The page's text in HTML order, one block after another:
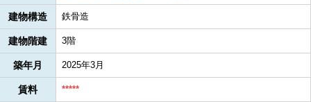
建物構造 鉄骨造
建物階建 3階
築年月 2025年3月
賃料 *****